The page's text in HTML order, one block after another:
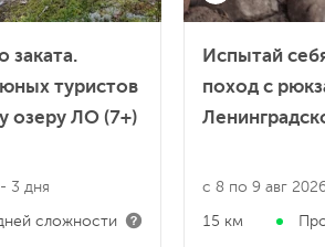
заката.
туристов
озеру ЛО (7+)
- 3 дня
сложности
Испытай
поход с
с 8 по 9 авг
15 км